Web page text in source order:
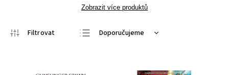
Zobrazit více produktů
Doporučujeme